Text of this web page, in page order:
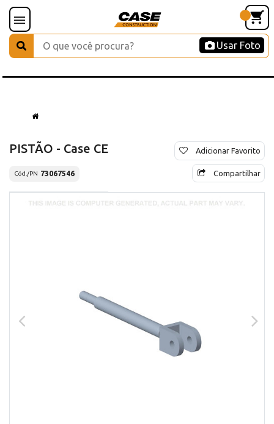
Usar Foto
PISTÃO - Case CE
Cód./PN 73067546
Adicionar Favorito
Compartilhar